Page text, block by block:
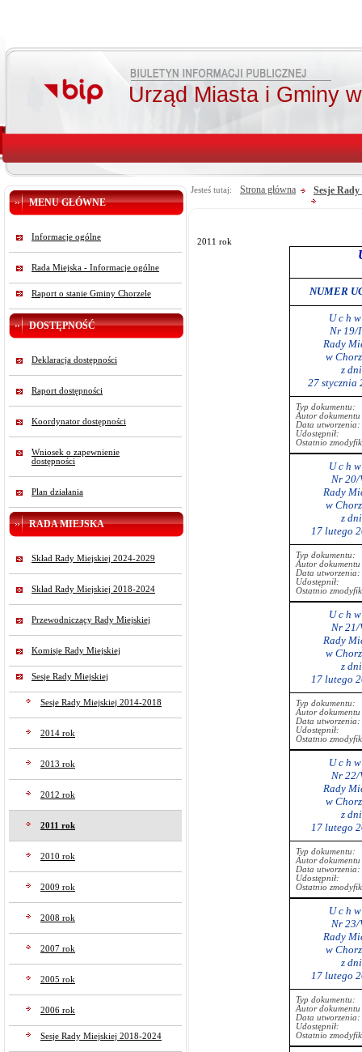
Urząd Miasta i Gminy
MENU GŁÓWNE
Informacje ogólne
Rada Miejska - Informacje ogólne
Raport o stanie Gminy Chorzele
DOSTĘPNOŚĆ
Deklaracja dostępności
Raport dostępności
Koordynator dostępności
Wniosek o zapewnienie
dostępności
Plan działania
RADA MIEJSKA
Skład Rady Miejskiej 2024-2029
Skład Rady Miejskiej 2018-2024
Przewodniczący Rady Miejskiej
Komisje Rady Miejskiej
Sesje Rady Miejskiej
Sesje Rady Miejskiej 2014-2018
2014 rok
2013 rok
2012 rok
2011 rok
2010 rok
2009 rok
2008 rok
2007 rok
2005 rok
2006 rok
Sesje Rady Miejskiej 2018-2024
Jesteś tutaj: Strona główna Sesje
2011 rok
NUMER
U c h
Nr 19/
Rady
w
z
27 stycznia
Typ dokumentu:
Autor
Data utworzenia:
Udostępnił:
Ostatnio
U c h
Nr 20/
Rady
w
z
17 lutego
Typ dokumentu:
Autor
Data utworzenia:
Udostępnił:
Ostatnio
U c h
Nr 21/
Rady
w
z
17 lutego
Typ dokumentu:
Autor
Data utworzenia:
Udostępnił:
Ostatnio
U c h
Nr 22/
Rady
w
z
17 lutego
Typ dokumentu:
Autor
Data utworzenia:
Udostępnił:
Ostatnio
U c h
Nr 23/
Rady
w
z
17 lutego
Typ dokumentu:
Autor
Data utworzenia:
Udostępnił:
Ostatnio